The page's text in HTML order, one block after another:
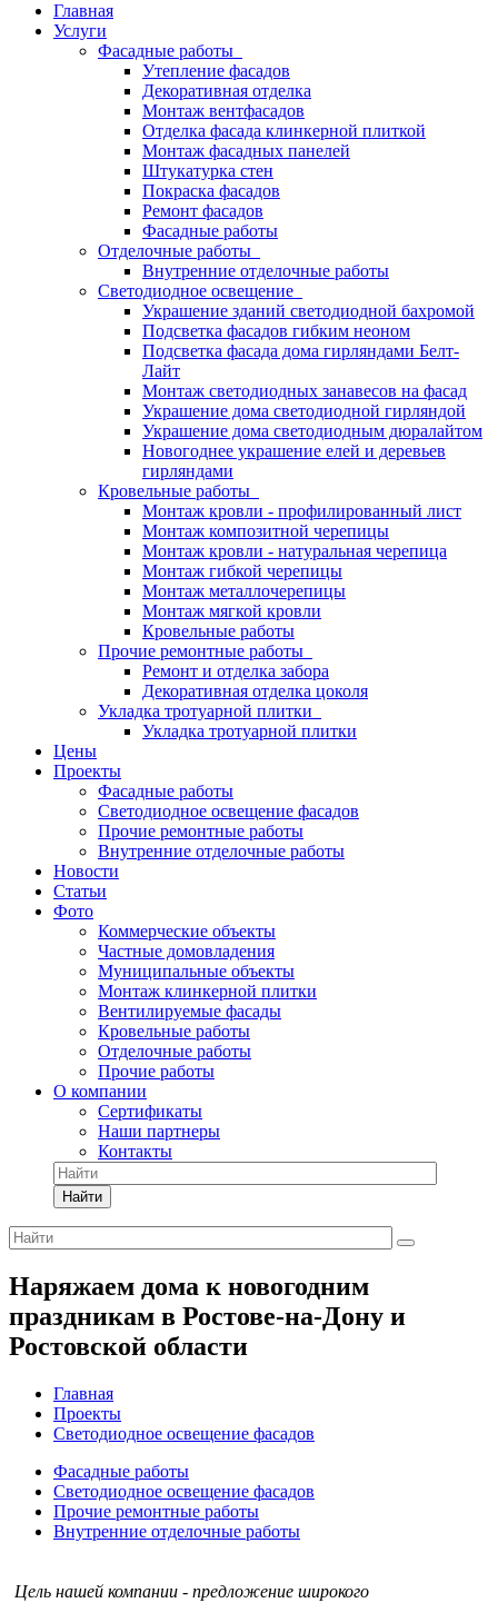
Главная
Услуги
Фасадные работы
Утепление фасадов
Декоративная отделка
Монтаж вентфасадов
Отделка фасада клинкерной плиткой
Монтаж фасадных панелей
Штукатурка стен
Покраска фасадов
Ремонт фасадов
Фасадные работы
Отделочные работы
Внутренние отделочные работы
Светодиодное освещение
Украшение зданий светодиодной бахромой
Подсветка фасадов гибким неоном
Подсветка фасада дома гирляндами Белт-
Лайт
Монтаж светодиодных занавесов на фасад
Украшение дома светодиодной гирляндой
Украшение дома светодиодным дюралайтом
Новогоднее украшение елей и деревьев
гирляндами
Кровельные работы
Монтаж кровли - профилированный лист
Монтаж композитной черепицы
Монтаж кровли - натуральная черепица
Монтаж гибкой черепицы
Монтаж металлочерепицы
Монтаж мягкой кровли
Кровельные работы
Прочие ремонтные работы
Ремонт и отделка забора
Декоративная отделка цоколя
Укладка тротуарной плитки
Укладка тротуарной плитки
Цены
Проекты
Фасадные работы
Светодиодное освещение фасадов
Прочие ремонтные работы
Внутренние отделочные работы
Новости
Статьи
Фото
Коммерческие объекты
Частные домовладения
Муниципальные объекты
Монтаж клинкерной плитки
Вентилируемые фасады
Кровельные работы
Отделочные работы
Прочие работы
О компании
Сертификаты
Наши партнеры
Контакты
Найти
Наряжаем дома к новогодним
праздникам в Ростове-на-Дону и
Ростовской области
Главная
Проекты
Светодиодное освещение фасадов
Фасадные работы
Светодиодное освещение фасадов
Прочие ремонтные работы
Внутренние отделочные работы
Цель нашей компании - предложение широкого